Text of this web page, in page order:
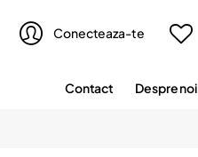
Conecteaza-te
Contact Despre noi